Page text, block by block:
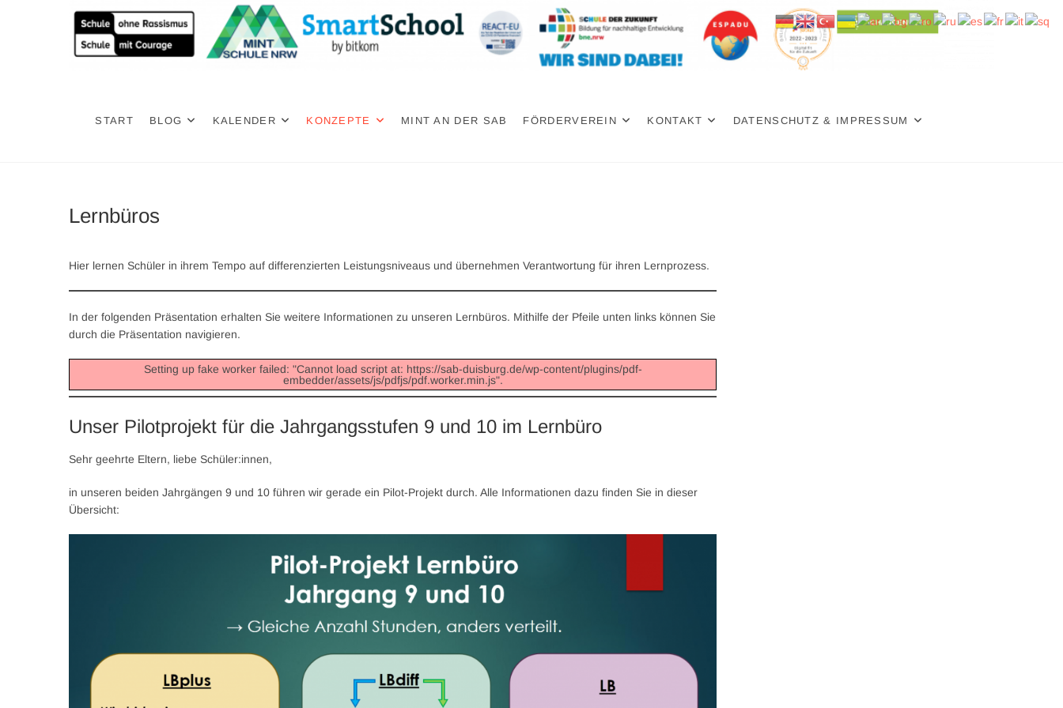
SAB
START BLOG KALENDER KONZEPTE MINT AN DER SAB FÖRDERVEREIN KONTAKT DATENSCHUTZ & IMPRESSUM
Lernbüros
Hier lernen Schüler in ihrem Tempo auf differenzierten Leistungsniveaus und übernehmen Verantwortung für ihren Lernprozess.
In der folgenden Präsentation erhalten Sie weitere Informationen zu unseren Lernbüros. Mithilfe der Pfeile unten links können Sie
durch die Präsentation navigieren.
Setting up fake worker failed: "Cannot load script at: https://sab-duisburg.de/wp-content/plugins/pdf-
embedder/assets/js/pdfjs/pdf.worker.min.js".
Unser Pilotprojekt für die Jahrgangsstufen 9 und 10 im Lernbüro
Sehr geehrte Eltern, liebe Schüler:innen,
in unseren beiden Jahrgängen 9 und 10 führen wir gerade ein Pilot-Projekt durch. Alle Informationen dazu finden Sie in dieser
Übersicht: